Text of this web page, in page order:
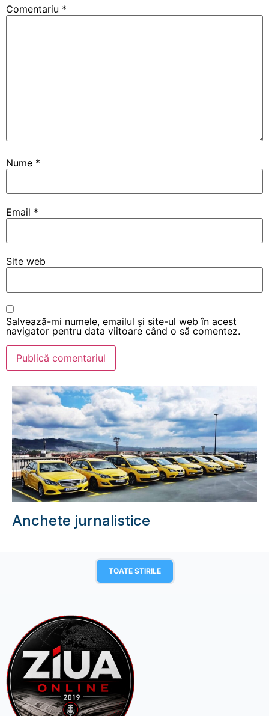
Comentariu *
Nume *
Email *
Site web
Salvează-mi numele, emailul și site-ul web în acest
navigator pentru data viitoare când o să comentez.
Anchete jurnalistice
TOATE STIRILE